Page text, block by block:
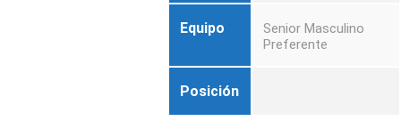
Equipo
Senior Masculino
Preferente
Posición